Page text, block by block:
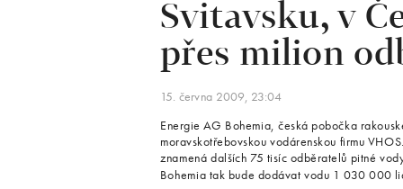
Svitavsku, v
přes milion
15. června 2009, 23:04
Energie AG Bohemia, česká pobočka
moravskotřebovskou vodárenskou firmu
znamená dalších 75 tisíc odběratelů pitné
Bohemia tak bude dodávat vodu 1 030 000